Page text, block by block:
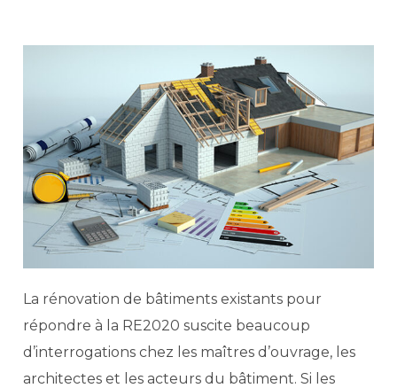
La​‍​‌‍​‍‌ rénovation de bâtiments existants pour
répondre à la RE2020 suscite beaucoup
d’interrogations chez les maîtres d’ouvrage, les
architectes et les acteurs du bâtiment. Si les